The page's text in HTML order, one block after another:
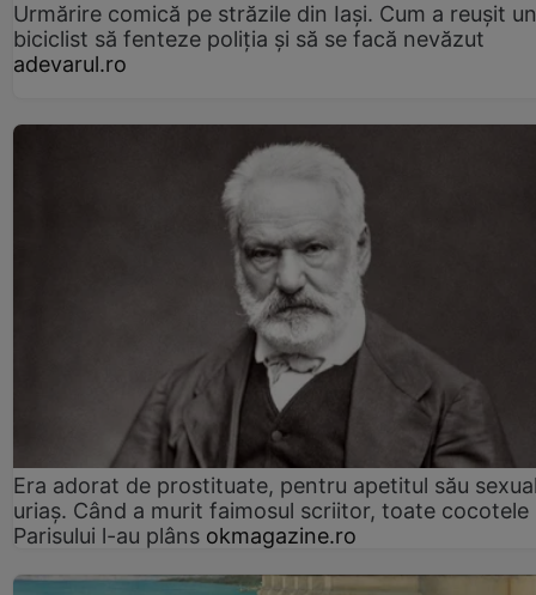
Urmărire comică pe străzile din Iași. Cum a reușit un
biciclist să fenteze poliția și să se facă nevăzut
adevarul.ro
Era adorat de prostituate, pentru apetitul său
uriaș. Când a murit faimosul scriitor, toate cocotele
Parisului l-au plâns okmagazine.ro